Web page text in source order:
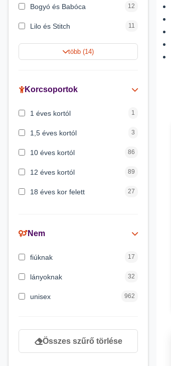
Bogyó és Babóca 12
Lilo és Stitch 11
Harry Potter 9
Peppa malac
több (14)
Korcsoportok
1 éves kortól 1
1,5 éves kortól 3
10 éves kortól 86
12 éves kortól 89
18 éves kor felett 27
3 éves kortól 200
7 éves kortól 53
Nem
fiúknak 17
lányoknak 32
unisex 962
Összes szűrő törlése